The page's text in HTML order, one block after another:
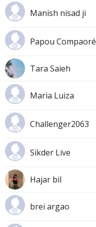
Manish nisad ji
Papou Compaoré
Tara Saieh
Maria Luiza
Challenger2063
Sikder Live
Hajar bil
brei argao